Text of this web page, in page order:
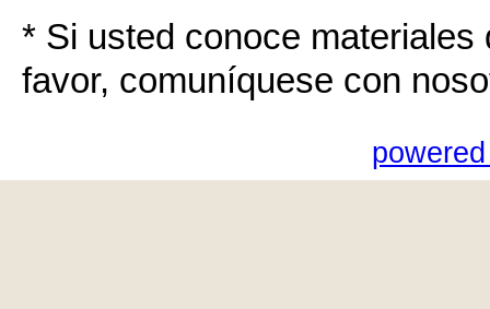
* Si usted conoce
favor, comuníquese con